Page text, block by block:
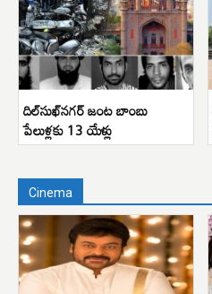
దిల్‌సుఖ్‌నగర్ జంట బాంబు
పేలుళ్లకు 13 యేళ్లు
Cinema